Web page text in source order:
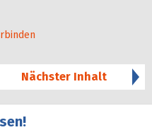
Nächster Inhalt